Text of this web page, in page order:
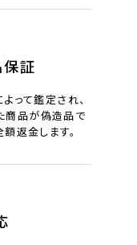
証
て鑑定され、
商品が偽造品で
返金します。